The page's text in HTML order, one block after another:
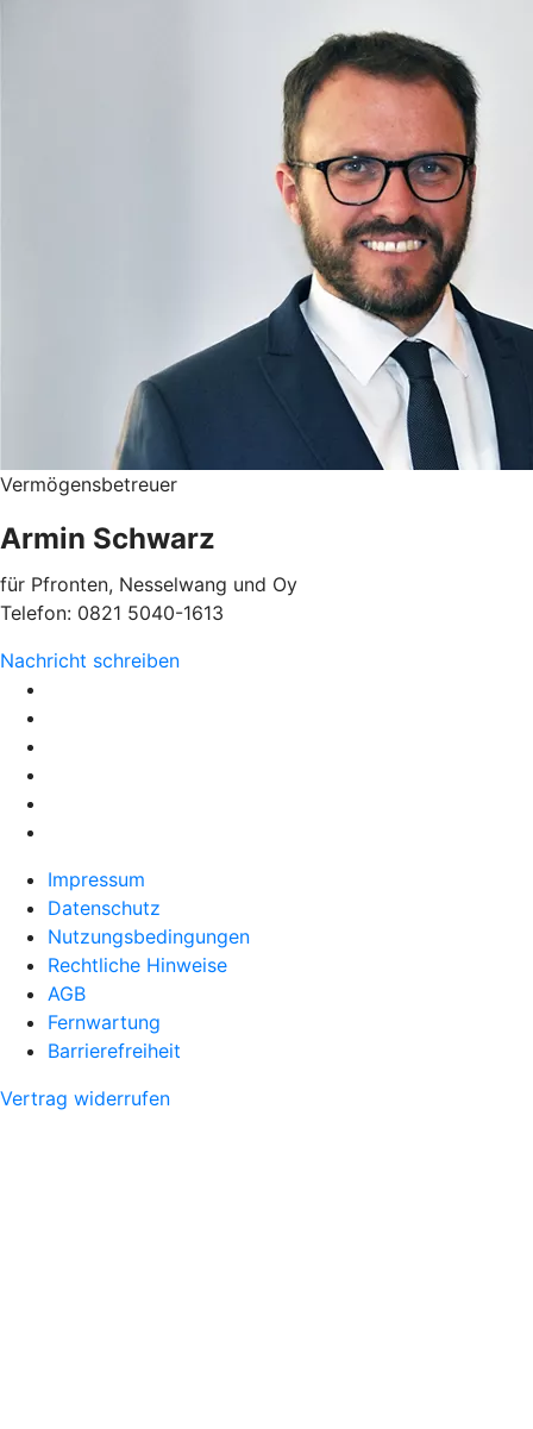
Vermögensbetreuer
Armin Schwarz
für Pfronten, Nesselwang und Oy
Telefon: 0821 5040-1613
Nachricht schreiben
Impressum
Datenschutz
Nutzungsbedingungen
Rechtliche Hinweise
AGB
Fernwartung
Barrierefreiheit
Vertrag widerrufen